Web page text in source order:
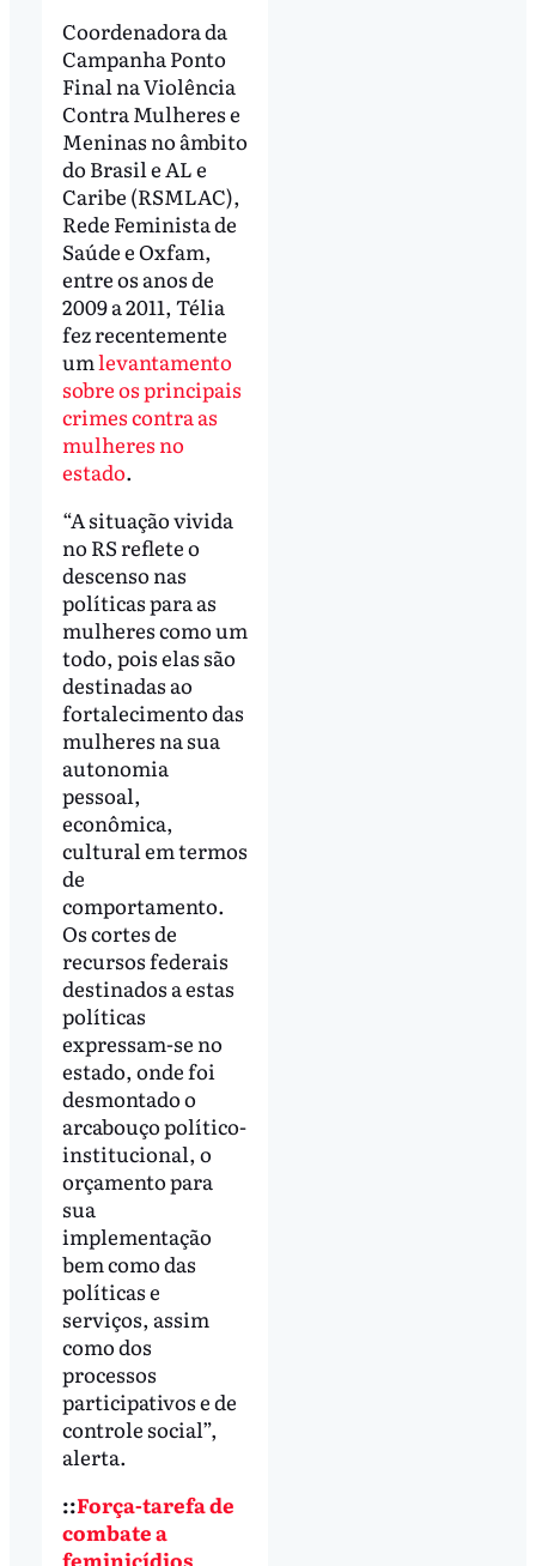
Coordenadora da
Campanha Ponto
Final na Violência
Contra Mulheres e
Meninas no âmbito
do Brasil e AL e
Caribe (RSMLAC),
Rede Feminista de
Saúde e Oxfam,
entre os anos de
2009 a 2011, Télia
fez recentemente
umlevantamento
sobre os principais
crimes contra as
mulheres no
estado.
“A situação vivida
no RS reflete o
descenso nas
políticas para as
mulheres como um
todo, pois elas são
destinadas ao
fortalecimento das
mulheres na sua
autonomia
pessoal,
econômica,
cultural em termos
de
comportamento.
Os cortes de
recursos federais
destinados a estas
políticas
expressam-se no
estado, onde foi
desmontado o
arcabouço político-
institucional, o
orçamento para
sua
implementação
bem como das
políticas e
serviços, assim
como dos
processos
participativos e de
controle social”,
alerta.
::Força-tarefa de
combate a
feminicídios